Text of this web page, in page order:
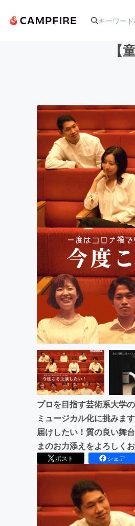
アート・
テクノロ
映像・映
ビジネス
まちづく
【
プロを目指す芸術系大学
ミュージカル化に挑みま
届けしたい！質の良い舞
まのお力添えをよろしく
ポスト シェア